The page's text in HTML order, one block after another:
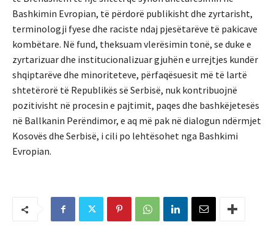
Bashkimin Evropian, të përdorë publikisht dhe zyrtarisht,
terminologji fyese dhe raciste ndaj pjesëtarëve të pakicave
kombëtare. Në fund, theksuam vlerësimin tonë, se duke e
zyrtarizuar dhe institucionalizuar gjuhën e urrejtjes kundër
shqiptarëve dhe minoriteteve, përfaqësuesit më të lartë
shtetërorë të Republikës së Serbisë, nuk kontribuojnë
pozitivisht në procesin e pajtimit, paqes dhe bashkëjetesës
në Ballkanin Perëndimor, e aq më pak në dialogun ndërmjet
Kosovës dhe Serbisë, i cili po lehtësohet nga Bashkimi
Evropian.